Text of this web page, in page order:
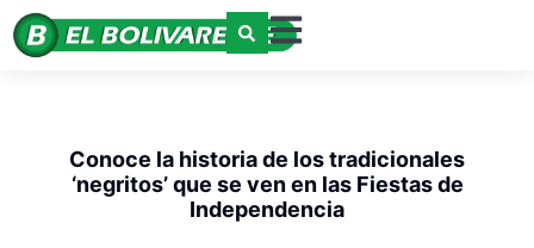
Conoce la historia de los tradicionales
‘negritos’ que se ven en las Fiestas de
Independencia